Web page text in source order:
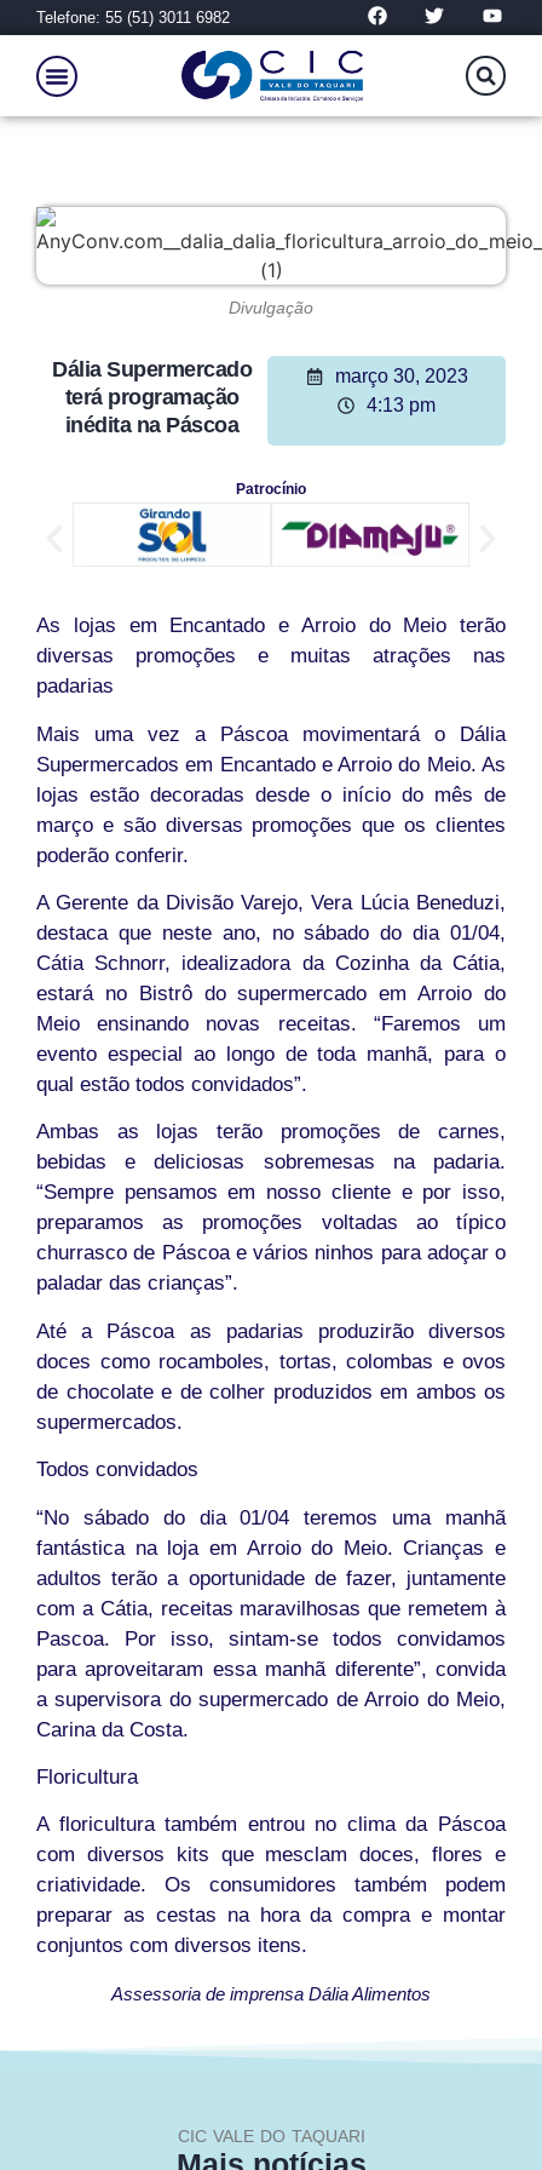
Telefone: 55 (51) 3011 6982
Divulgação
Dália Supermercado
terá programação
inédita na Páscoa
março 30, 2023
4:13 pm
Patrocínio
As lojas em Encantado e Arroio do Meio terão
diversas promoções e muitas atrações nas
padarias
Mais uma vez a Páscoa movimentará o Dália
Supermercados em Encantado e Arroio do Meio. As
lojas estão decoradas desde o início do mês de
março e são diversas promoções que os clientes
poderão conferir.
A Gerente da Divisão Varejo, Vera Lúcia Beneduzi,
destaca que neste ano, no sábado do dia 01/04,
Cátia Schnorr, idealizadora da Cozinha da Cátia,
estará no Bistrô do supermercado em Arroio do
Meio ensinando novas receitas. “Faremos um
evento especial ao longo de toda manhã, para o
qual estão todos convidados”.
Ambas as lojas terão promoções de carnes,
bebidas e deliciosas sobremesas na padaria.
“Sempre pensamos em nosso cliente e por isso,
preparamos as promoções voltadas ao típico
churrasco de Páscoa e vários ninhos para adoçar o
paladar das crianças”.
Até a Páscoa as padarias produzirão diversos
doces como rocamboles, tortas, colombas e ovos
de chocolate e de colher produzidos em ambos os
supermercados.
Todos convidados
“No sábado do dia 01/04 teremos uma manhã
fantástica na loja em Arroio do Meio. Crianças e
adultos terão a oportunidade de fazer, juntamente
com a Cátia, receitas maravilhosas que remetem à
Pascoa. Por isso, sintam-se todos convidamos
para aproveitaram essa manhã diferente”, convida
a supervisora do supermercado de Arroio do Meio,
Carina da Costa.
Floricultura
A floricultura também entrou no clima da Páscoa
com diversos kits que mesclam doces, flores e
criatividade. Os consumidores também podem
preparar as cestas na hora da compra e montar
conjuntos com diversos itens.
Assessoria de imprensa Dália Alimentos
CIC VALE DO TAQUARI